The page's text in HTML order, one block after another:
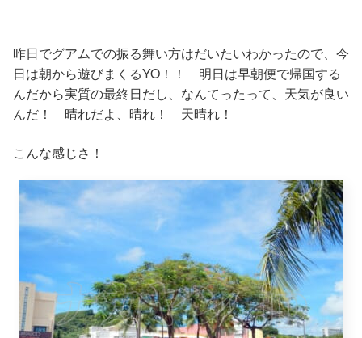
昨日でグアムでの振る舞い方はだいたいわかったので、今
日は朝から遊びまくるYO！！ 明日は早朝便で帰国する
んだから実質の最終日だし、なんてったって、天気が良い
んだ！ 晴れだよ、晴れ！ 天晴れ！
こんな感じさ！